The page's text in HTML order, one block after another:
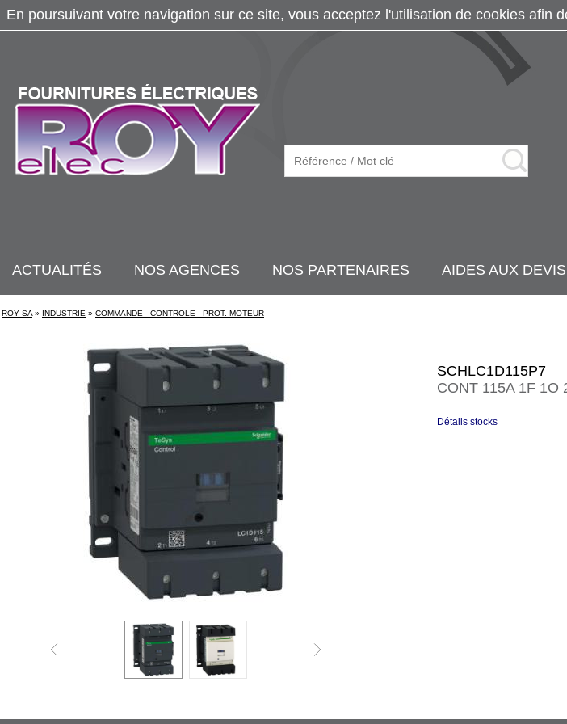
ACTUALITÉS NOS AGENCES NOS PARTENAIRES AIDES AUX DEVIS
ROY SA » INDUSTRIE » COMMANDE - CONTROLE - PROT. MOTEUR
SCHLC1D115P7
CONT 115A 1F 1O
Détails stocks
En poursuivant votre navigation sur ce site, vous acceptez l'utilisation de cookies